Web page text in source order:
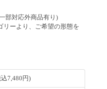
部対応外商品有り)
リーより、ご希望の形態を
7,480円)